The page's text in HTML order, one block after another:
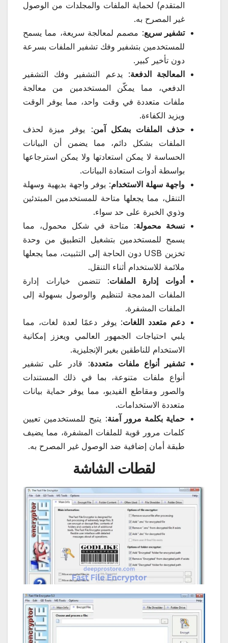
المتقدم) لحماية الملفات والمجلدات من الوصول
غير المصرح به.
تشفير سريع: مصمم لمعالجة سريعة، مما يسمح
للمستخدمين بتشفير وفك تشفير الملفات بسرعة
دون تأخير كبير.
المعالجة الدفعة: يدعم التشفير وفك التشفير
الدفعي، مما يمكّن المستخدمين من معالجة
ملفات متعددة في وقت واحد، مما يوفر الوقت
ويزيد الكفاءة.
حذف الملفات بشكل آمن: يوفر ميزة لحذف
الملفات بشكل دائم، مما يضمن أن البيانات
الحساسة لا يمكن استعادتها ولا يمكن استرجاعها
بواسطة أدوات استعادة البيانات.
واجهة سهلة الاستخدام: يوفر واجهة بديهية وسهلة
التنقل، مما يجعلها متاحة للمستخدمين المبتدئين
وذوي الخبرة على حد سواء.
نسخة محمولة: متاحة في شكل محمول، مما
يسمح للمستخدمين بتشغيل التطبيق من وحدة
تخزين USB دون الحاجة إلى التثبيت، مما يجعلها
ملائمة للاستخدام أثناء التنقل.
أدوات إدارة الملفات: تتضمن خيارات إدارة
الملفات المدمجة لتنظيم والوصول بسهولة إلى
الملفات المشفرة.
دعم متعدد اللغات: يوفر دعمًا لعدة لغات، مما
يلبي احتياجات الجمهور العالمي ويعزز إمكانية
الاستخدام للناطقين بغير الإنجليزية.
تشفير أنواع ملفات متعددة: قادر على تشفير
أنواع ملفات متنوعة، بما في ذلك المستندات
والصور ومقاطع الفيديو، مما يوفر حماية بيانات
متعددة الاستخدامات.
حماية بكلمة مرور آمنة: يتيح للمستخدمين تعيين
كلمات مرور قوية للملفات المشفرة، مما يضيف
طبقة أمان إضافية ضد الوصول غير المصرح به.
لقطات الشاشة